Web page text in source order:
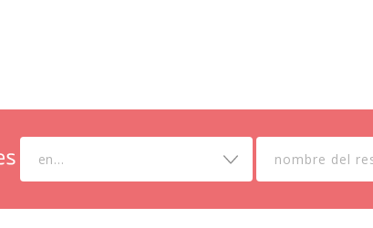
en...